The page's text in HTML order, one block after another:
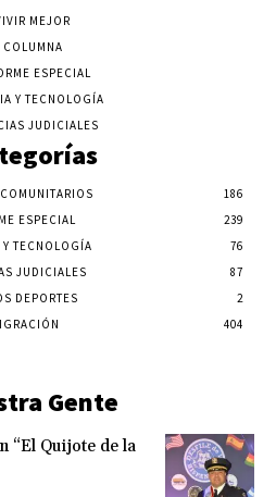
MEJOR
COLUMNA
ESPECIAL
Y TECNOLOGÍA
JUDICIALES
186
ESPECIAL
239
TECNOLOGÍA
76
JUDICIALES
87
DEPORTES
2
404
Gente
“El Quijote de la